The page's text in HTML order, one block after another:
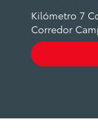
Kilómetro 7
Corredor